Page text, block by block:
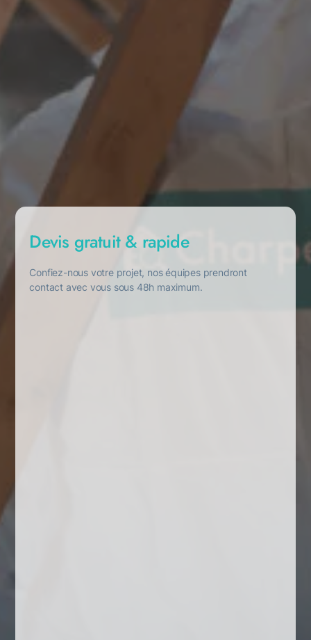
Devis gratuit & rapide
Confiez-nous votre projet, nos équipes prendront
contact avec vous sous 48h maximum.